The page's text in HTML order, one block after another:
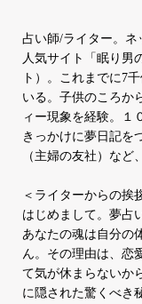
占い師/ライター。ネ
人気サイト「眠り男
ト）。これまでに7
いる。子供のころか
ィー現象を経験。１
きっかけに夢日記を
（主婦の友社）など
＜ライターからの挨
はじめまして。夢占
あなたの魂は自分の
ん。その理由は、恋
て気が休まらないか
に隠された驚くべき